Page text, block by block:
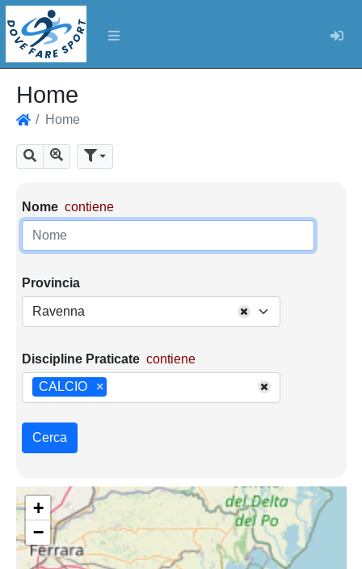
Home
Home
Cerca Mostra tutti i risultati
Parametri di ricerca
Nome contiene
Provincia
Ravenna
Discipline Praticate contiene
×
CALCIO
Cerca
+
−